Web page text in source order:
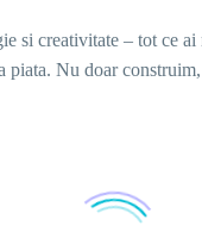
si creativitate – tot ce
piata. Nu doar